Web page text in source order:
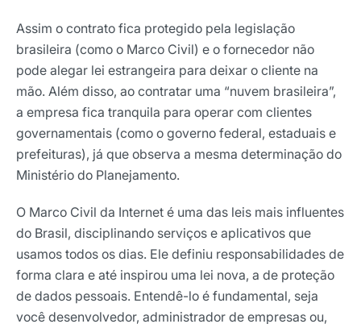
Assim o contrato fica protegido pela legislação
brasileira (como o Marco Civil) e o fornecedor não
pode alegar lei estrangeira para deixar o cliente na
mão. Além disso, ao contratar uma “nuvem brasileira”,
a empresa fica tranquila para operar com clientes
governamentais (como o governo federal, estaduais e
prefeituras), já que observa a mesma determinação do
Ministério do Planejamento.
O Marco Civil da Internet é uma das leis mais influentes
do Brasil, disciplinando serviços e aplicativos que
usamos todos os dias. Ele definiu responsabilidades de
forma clara e até inspirou uma lei nova, a de proteção
de dados pessoais. Entendê-lo é fundamental, seja
você desenvolvedor, administrador de empresas ou,